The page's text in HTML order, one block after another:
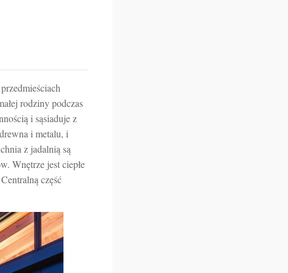
rodziny podczas
i sąsiaduje z
i metalu, i
z jadalnią są
Wnętrze jest ciepłe
część